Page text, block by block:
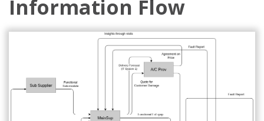
Information Flow